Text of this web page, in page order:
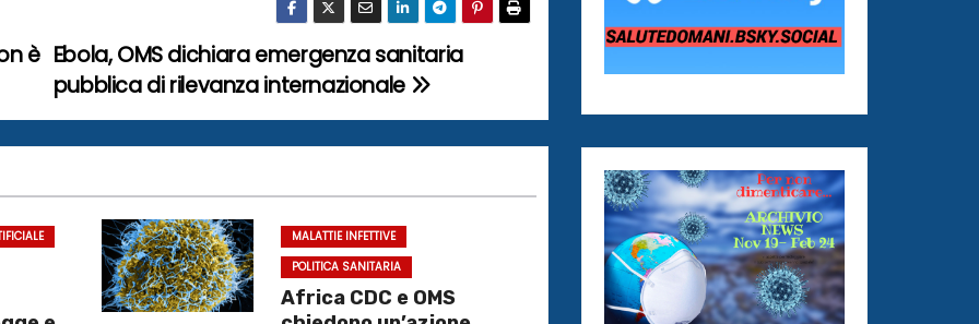
Ebola, OMS dichiara emergenza sanitaria
pubblica di rilevanza internazionale
è
MALATTIE INFETTIVE
POLITICA SANITARIA
Africa CDC e OMS